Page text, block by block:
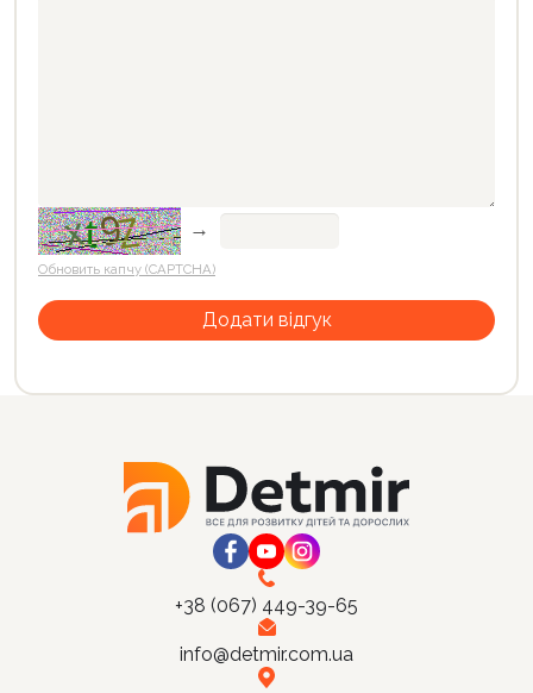
→
Обновить капчу (CAPTCHA)
+38 (067) 449-39-65
info@detmir.com.ua